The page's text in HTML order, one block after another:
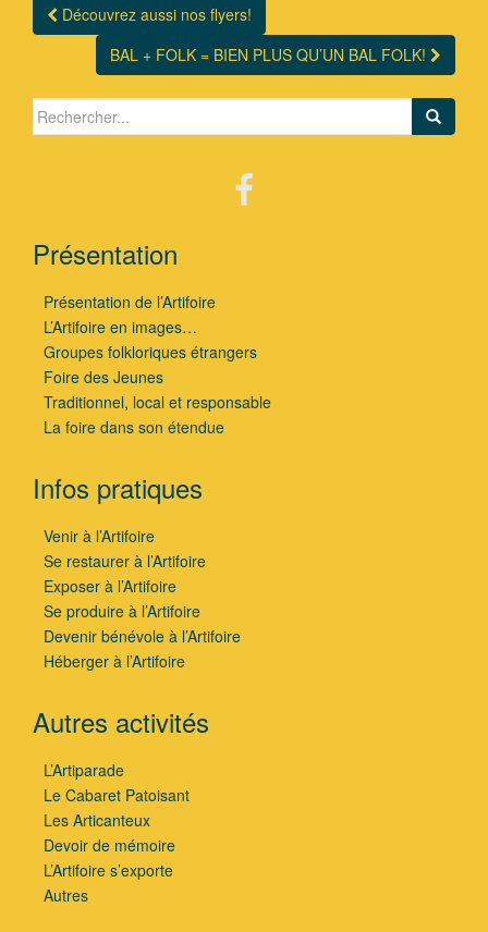
Navigation Article
Découvrez aussi nos flyers!
BAL + FOLK = BIEN PLUS QU’UN BAL FOLK!
Search for:
Présentation
Présentation de l’Artifoire
L’Artifoire en images…
Groupes folkloriques étrangers
Foire des Jeunes
Traditionnel, local et responsable
La foire dans son étendue
Infos pratiques
Venir à l’Artifoire
Se restaurer à l’Artifoire
Exposer à l’Artifoire
Se produire à l’Artifoire
Devenir bénévole à l’Artifoire
Héberger à l’Artifoire
Autres activités
L’Artiparade
Le Cabaret Patoisant
Les Articanteux
Devoir de mémoire
L’Artifoire s’exporte
Autres